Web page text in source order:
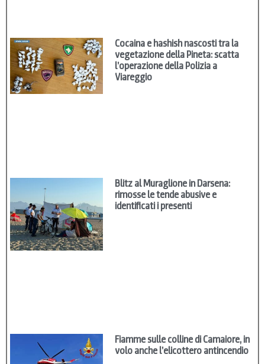
Cocaina e hashish nascosti tra la
vegetazione della Pineta: scatta
l’operazione della Polizia a
Viareggio
Blitz al Muraglione in Darsena:
rimosse le tende abusive e
identificati i presenti
Fiamme sulle colline di Camaiore, in
volo anche l’elicottero antincendio